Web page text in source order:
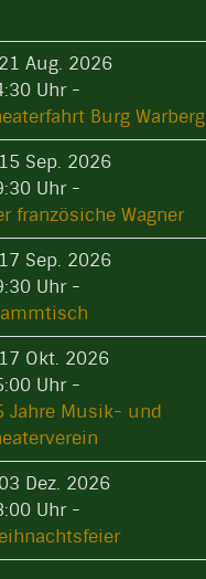
Aug. 2026
Uhr-
Burg Warberg
Sep. 2026
Uhr-
französiche Wagner
Sep. 2026
Uhr-
Okt. 2026
Uhr-
Jahre Musik- und
Dez. 2026
Uhr-